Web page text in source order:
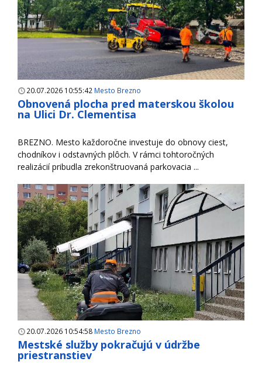
20.07.2026 10:55:42 Mesto Brezno
Obnovená plocha pred materskou školou
na Ulici Dr. Clementisa
BREZNO. Mesto každoročne investuje do obnovy ciest,
chodníkov i odstavných plôch. V rámci tohtoročných
realizácií pribudla zrekonštruovaná parkovacia ...
20.07.2026 10:54:58 Mesto Brezno
Mestské služby pokračujú v údržbe
priestranstiev